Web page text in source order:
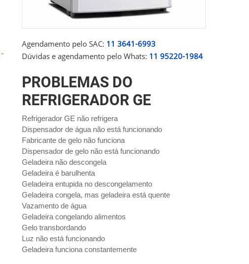
-
Agendamento pelo SAC: 11 3641-6993
Dúvidas e agendamento pelo Whats: 11 95220-1984
PROBLEMAS DO
REFRIGERADOR GE
Refrigerador GE não refrigera
Dispensador de água não está funcionando
Fabricante de gelo não funciona
Dispensador de gelo não está funcionando
Geladeira não descongela
Geladeira é barulhenta
Geladeira entupida no descongelamento
Geladeira congela, mas geladeira está quente
Vazamento de água
Geladeira congelando alimentos
Gelo transbordando
Luz não está funcionando
Geladeira funciona constantemente